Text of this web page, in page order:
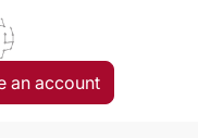
an account